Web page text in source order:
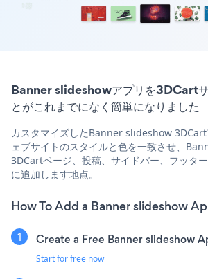
Banner slideshowアプリを3DCartサ
とがこれまでになく簡単になりました
カスタマイズしたBanner slideshow 3DCart
ェブサイトのスタイルと色を一致させ、
3DCartページ、投稿、サイドバー、フッタ
に追加します地点。
How To Add a Banner slideshow
Create a Free Banner slideshow
Start for free now